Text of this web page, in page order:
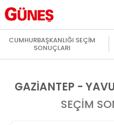
CUMHURBAŞKANLIĞI SEÇİM
SONUÇLARI
GAZIANTEP -
SEÇİM